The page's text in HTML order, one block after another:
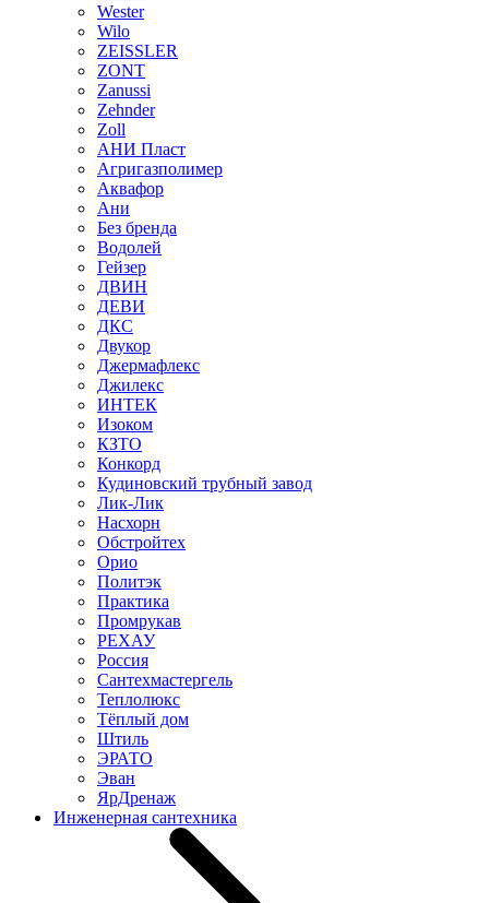
Wester
Wilo
ZEISSLER
ZONT
Zanussi
Zehnder
Zoll
АНИ Пласт
Агригазполимер
Аквафор
Ани
Без бренда
Водолей
Гейзер
ДВИН
ДЕВИ
ДКС
Двукор
Джермафлекс
Джилекс
ИНТЕК
Изоком
КЗТО
Конкорд
Кудиновский трубный завод
Лик-Лик
Насхорн
Обстройтех
Орио
Политэк
Практика
Промрукав
РЕХАУ
Россия
Сантехмастергель
Теплолюкс
Тёплый дом
Штиль
ЭРАТО
Эван
ЯрДренаж
Инженерная сантехника